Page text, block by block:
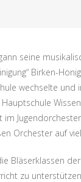
seine
Birken-
wechselte und
im
Orchester auf
Bläserklassen
zu